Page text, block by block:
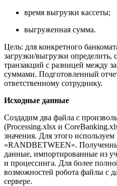
время выгрузки кассеты;
выгруженная сумма.
Цель: для конкретного
загрузки/выгрузки определить,
транзакций с разницей между
суммами. Подготовленный
ответственному сотруднику.
Исходные данные
Создадим два файла с
(Processing.xlsx и
значения. Для этого
«RANDBETWEEN».
данные, импортированные из
и процессинга. Для более
возможностей робота файлы с
сервере.